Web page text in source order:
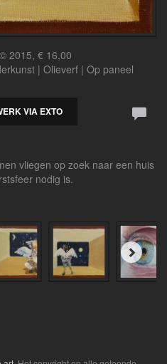
2015, € 16,00
| Olieverf | Op paneel
VIA EXTO
vliegen op zoek naar een huis
nodig is.